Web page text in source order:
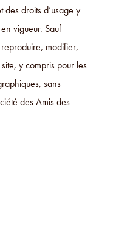
des droits d’usage y
vigueur. Sauf
modifier,
y compris pour les
sans
des Amis des